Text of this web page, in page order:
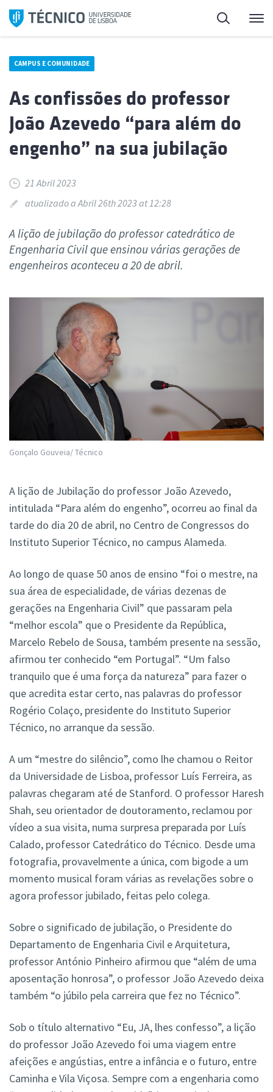
Saltar
para
Pesquisa
CAMPUS E COMUNIDADE
As confissões do professor
João Azevedo “para além do
engenho” na sua jubilação
21 Abril 2023
atualizado a Abril 26th 2023 at 12:28
A lição de jubilação do professor catedrático de
Engenharia Civil que ensinou várias gerações de
engenheiros aconteceu a 20 de abril.
Gonçalo Gouveia/ Técnico
A lição de Jubilação do professor João Azevedo,
intitulada “Para além do engenho”, ocorreu ao final da
tarde do dia 20 de abril, no Centro de Congressos do
Instituto Superior Técnico, no campus Alameda.
Ao longo de quase 50 anos de ensino “foi o mestre, na
sua área de especialidade, de várias dezenas de
gerações na Engenharia Civil” que passaram pela
“melhor escola” que o Presidente da República,
Marcelo Rebelo de Sousa, também presente na sessão,
afirmou ter conhecido “em Portugal”. “Um falso
tranquilo que é uma força da natureza” para fazer o
que acredita estar certo, nas palavras do professor
Rogério Colaço, presidente do Instituto Superior
Técnico, no arranque da sessão.
A um “mestre do silêncio”, como lhe chamou o Reitor
da Universidade de Lisboa, professor Luís Ferreira, as
palavras chegaram até de Stanford. O professor Haresh
Shah, seu orientador de doutoramento, reclamou por
vídeo a sua visita, numa surpresa preparada por Luís
Calado, professor Catedrático do Técnico. Desde uma
fotografia, provavelmente a única, com bigode a um
momento musical foram várias as revelações sobre o
agora professor jubilado, feitas pelo colega.
Sobre o significado de jubilação, o Presidente do
Departamento de Engenharia Civil e Arquitetura,
professor António Pinheiro afirmou que “além de uma
aposentação honrosa”, o professor João Azevedo deixa
também “o júbilo pela carreira que fez no Técnico”.
Sob o título alternativo “Eu, JA, lhes confesso”, a lição
do professor João Azevedo foi uma viagem entre
afeições e angústias, entre a infância e o futuro, entre
Caminha e Vila Viçosa. Sempre com a engenharia como